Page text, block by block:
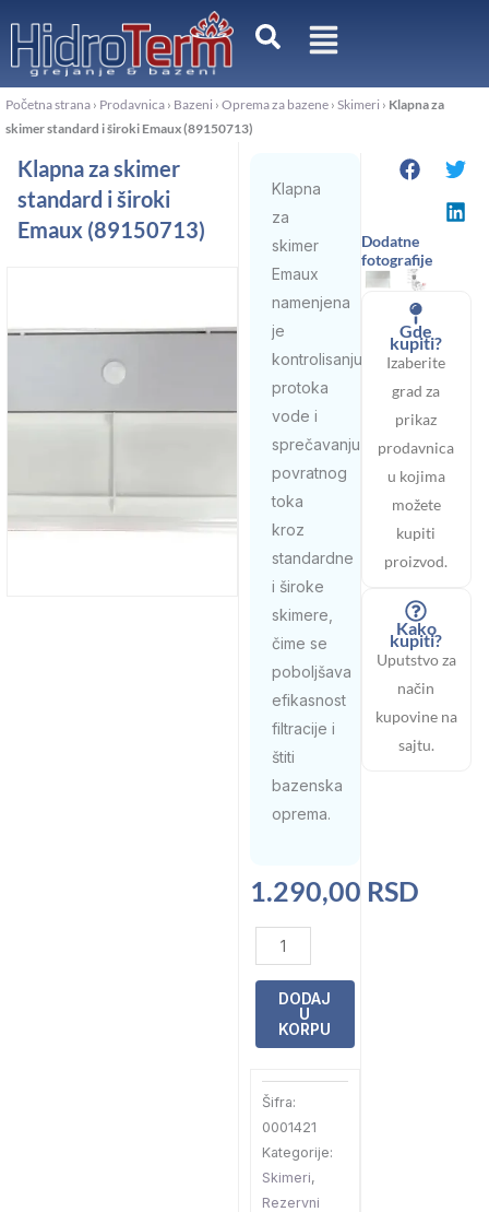
sadržaj
Početna strana › Prodavnica › Bazeni › Oprema za bazene › Skimeri › Klapna za
skimer standard i široki Emaux (89150713)
Klapna za skimer
standard i široki
Emaux (89150713)
Klapna
za
skimer
Emaux
namenjena
je
kontrolisanju
protoka
vode i
sprečavanju
povratnog
toka
kroz
standardne
i široke
skimere,
čime se
poboljšava
efikasnost
filtracije i
štiti
bazenska
oprema.
1.290,00 RSD
Klapna
za
skimer
standard
i
Emaux
(89150713)
količina
DODAJ
U
KORPU
Šifra:
0001421
Kategorije:
Skimeri,
Rezervni
Dodatne
fotografije
Gde
kupiti?
Izaberite
grad za
prikaz
prodavnica
u kojima
možete
kupiti
proizvod.
Kako
kupiti?
Uputstvo za
način
kupovine na
sajtu.